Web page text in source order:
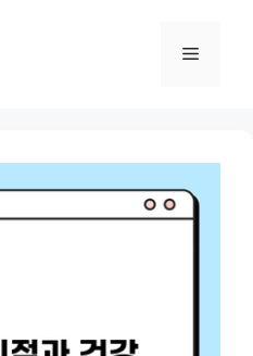
Menu